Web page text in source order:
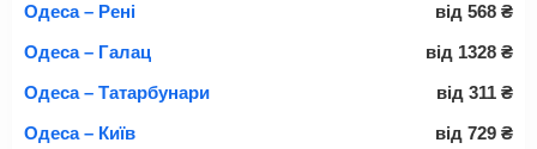
Одеса – Рені
від 568 ₴
Одеса – Галац
від 1328 ₴
Одеса – Татарбунари
від 311 ₴
Одеса – Київ
від 729 ₴